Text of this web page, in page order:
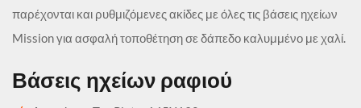
παρέχονται και ρυθμιζόμενες ακίδες με όλες τις βάσεις ηχείων
Mission για ασφαλή τοποθέτηση σε δάπεδο καλυμμένο με χαλί.
Βάσεις ηχείων ραφιού